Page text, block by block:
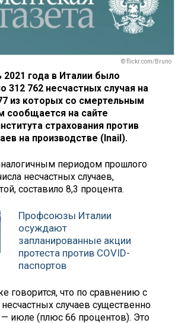
© flickr.com/Bruno
2021 года в Италии было
312 762 несчастных случая на
из которых со смертельным
сообщается на сайте
страхования против
на производстве (Inail).
периодом прошлого
несчастных случаев,
составило 8,3 процента.
Профсоюзы Италии
осуждают
запланированные акции
протеста против COVID-
паспортов
говорится, что по сравнению с
случаев существенно
— июле (плюс 66 процентов). Это